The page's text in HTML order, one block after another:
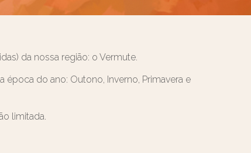
da nossa região: o Vermute.
do ano: Outono, Inverno, Primavera e
limitada.